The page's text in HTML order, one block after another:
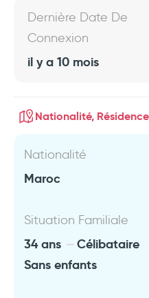
Dernière Date De
Connexion
il y a 10 mois
Nationalité,
Nationalité
Maroc
Situation Familiale
34 ans
Célibataire
Sans enfants